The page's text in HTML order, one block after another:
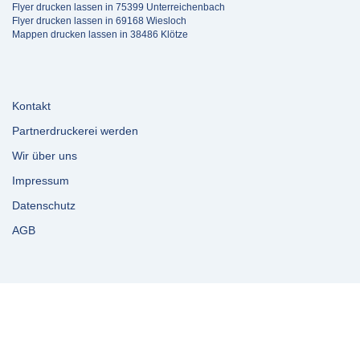
Flyer drucken lassen in 75399 Unterreichenbach
Flyer drucken lassen in 69168 Wiesloch
Mappen drucken lassen in 38486 Klötze
Kontakt
Partnerdruckerei werden
Wir über uns
Impressum
Datenschutz
AGB